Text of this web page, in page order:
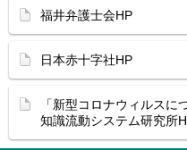
福井弁護士会HP
日本赤十字社HP
「新型コロナウィルスに
知識流動システム研究所